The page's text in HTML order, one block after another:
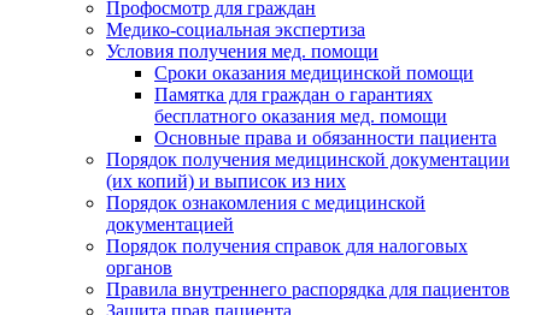
Профосмотр для граждан
Медико-социальная экспертиза
Условия получения мед. помощи
Сроки оказания медицинской помощи
Памятка для граждан о гарантиях
бесплатного оказания мед. помощи
Основные права и обязанности пациента
Порядок получения медицинской документации
(их копий) и выписок из них
Порядок ознакомления с медицинской
документацией
Порядок получения справок для налоговых
органов
Правила внутреннего распорядка для пациентов
Защита прав пациента